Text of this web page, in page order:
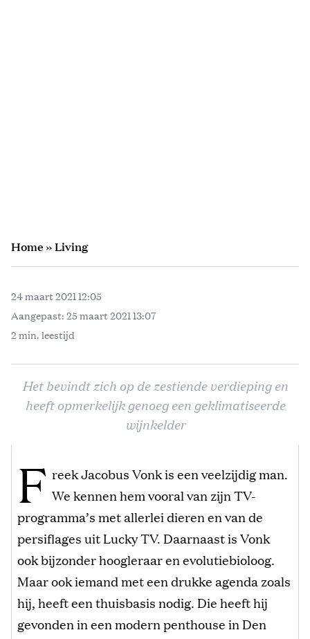
Home»Living
24 maart 2021 12:05
Aangepast: 25 maart 2021 13:07
2 min. leestijd
Het bevindt zich op de zestiende verdieping en
heeft opmerkelijk genoeg een geklimatiseerde
wijnkelder
F reek Jacobus Vonk is een veelzijdig man.
We kennen hem vooral van zijn TV-
programma’s met allerlei dieren en van de
persiflages uit Lucky TV. Daarnaast is Vonk
ook bijzonder hoogleraar en evolutiebioloog.
Maar ook iemand met een drukke agenda zoals
hij, heeft een thuisbasis nodig. Die heeft hij
gevonden in een modern penthouse in Den